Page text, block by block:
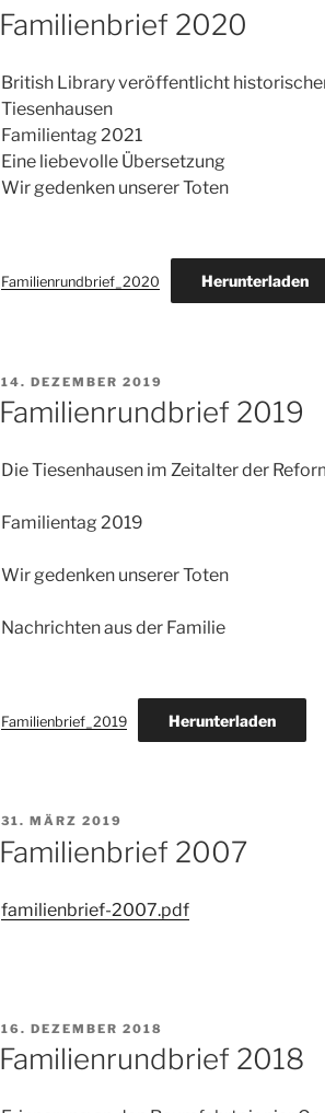
AM
Familienbrief 2020
British Library veröffentlicht
Tiesenhausen
Familientag 2021
Eine liebevolle Übersetzung
Wir gedenken unserer Toten
Familienrundbrief_2020 Herunterladen
VERÖFFENTLICHT
AM
14. DEZEMBER 2019
Familienrundbrief 2019
Die Tiesenhausen im Zeitalter der
Familientag 2019
Wir gedenken unserer Toten
Nachrichten aus der Familie
Familienbrief_2019 Herunterladen
VERÖFFENTLICHT
AM
31. MÄRZ 2019
Familienbrief 2007
familienbrief-2007.pdf
VERÖFFENTLICHT
AM
16. DEZEMBER 2018
Familienrundbrief 2018